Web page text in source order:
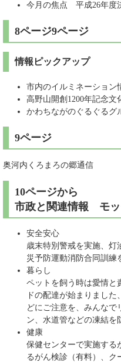
今月の焦点 平成26年度
8ページ9ページ
情報ピックアップ
市内のイルミネーション
高野山開創1200年記念文
かわちながのぐるぐるグ
9ページ
奥河内くろまろの郷通信
10ページから
市政と関連情報 モッ
安全安心
歳末特別警戒を実施、灯
災予防運動消防合同訓練
暮らし
ペットを飼う時は愛情と
ドの配達が始まりまし
どにご注意を、みんなで
ン、水道管などの凍結を
健康
保健センターで実施する
るがん検診（有料）、ク